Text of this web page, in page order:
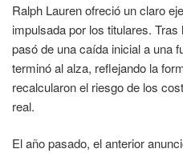
Ralph Lauren ofreció un claro
impulsada por los titulares.
pasó de una caída inicial a una
terminó al alza, reflejando la
recalcularon el riesgo de los
real.
El año pasado, el anterior